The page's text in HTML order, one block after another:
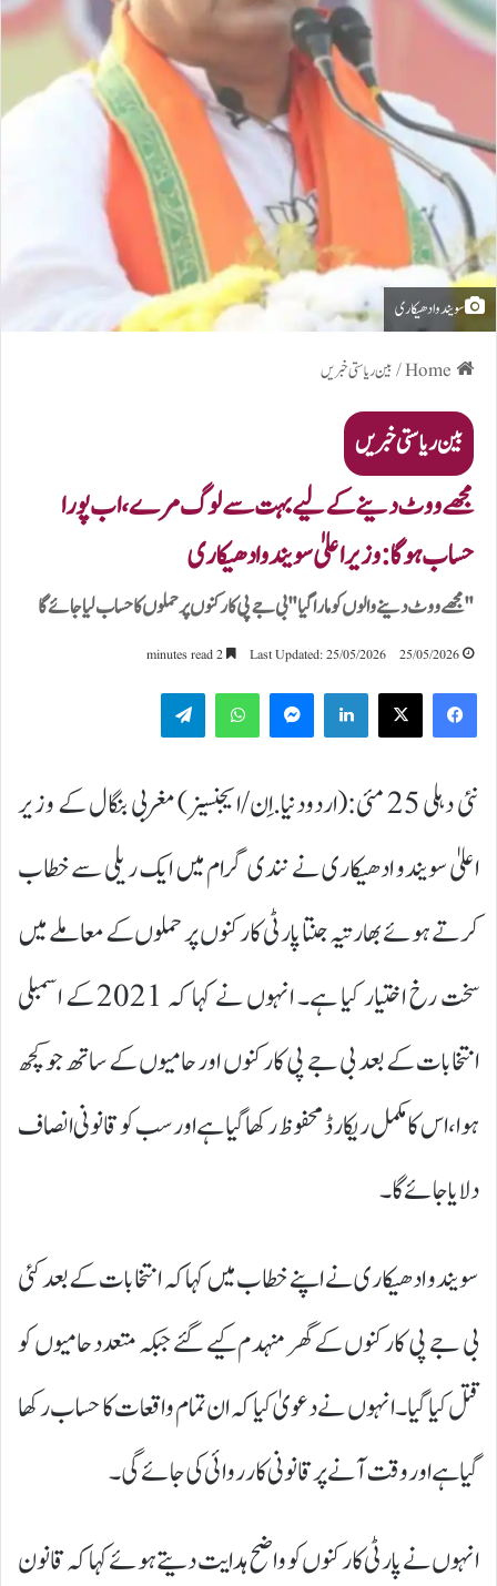
سویندو ادھیکاری
/بین ریاستی خبریں
بین ریاستی خبریں
مجھے ووٹ دینے کے لیے بہت سے لوگ مرے، اب پورا
حساب ہوگا:وزیر اعلیٰ سویندو ادھیکاری
"مجھے ووٹ دینے والوں کو مارا گیا"بی جے پی کارکنوں پر حملوں کا حساب لیا جائے گا
25/05/2026
Last Updated: 25/05/2026
LinkedIn
WhatsApp
نئی دہلی 25 مئی:(اردودنیا.اِن/ایجنسیز) مغربی بنگال کے وزیر
اعلیٰ سویندو ادھیکاری نے نندی گرام میں ایک ریلی سے خطاب
کرتے ہوئے بھارتیہ جنتا پارٹی کارکنوں پر حملوں کے معاملے میں
سخت رخ اختیار کیا ہے۔ انہوں نے کہا کہ 2021 کے اسمبلی
انتخابات کے بعد بی جے پی کارکنوں اور حامیوں کے ساتھ جو کچھ
ہوا، اس کا مکمل ریکارڈ محفوظ رکھا گیا ہے اور سب کو قانونی انصاف
دلایا جائے گا۔
سویندو ادھیکاری نے اپنے خطاب میں کہا کہ انتخابات کے بعد کئی
بی جے پی کارکنوں کے گھر منہدم کیے گئے جبکہ متعدد حامیوں کو
قتل کیا گیا۔ انہوں نے دعویٰ کیا کہ ان تمام واقعات کا حساب رکھا
گیا ہے اور وقت آنے پر قانونی کارروائی کی جائے گی۔
انہوں نے پارٹی کارکنوں کو واضح ہدایت دیتے ہوئے کہا کہ قانون